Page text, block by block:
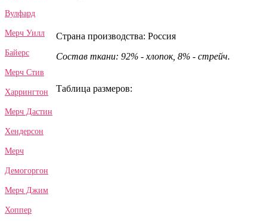
Вулфард
Мерч Уилл
Байерс
Мерч Стив
Харрингтон
Мерч Дастин
Хендерсон
Мерч
Демогоргон
Мерч Джим
Хоппер
Страна производства: Россия
Состав ткани: 92% - хлопок, 8% - стрейч.
Таблица размеров: